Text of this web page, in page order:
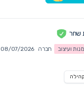
שחר
ועיצוב חברה 08/07/2026 ב10:49 pm